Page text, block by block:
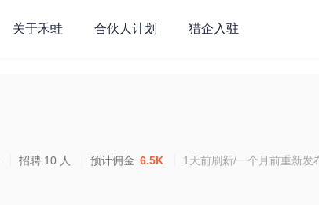
关于禾蛙 合伙人计划 猎企入驻
招聘 10 人 预计佣金 6.5K 1天前刷新/一个月前重新发